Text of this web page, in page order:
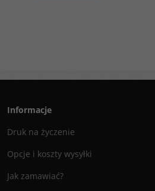
Informacje
Druk na życzenie
Opcje i koszty wysyłki
Jak zamawiać?